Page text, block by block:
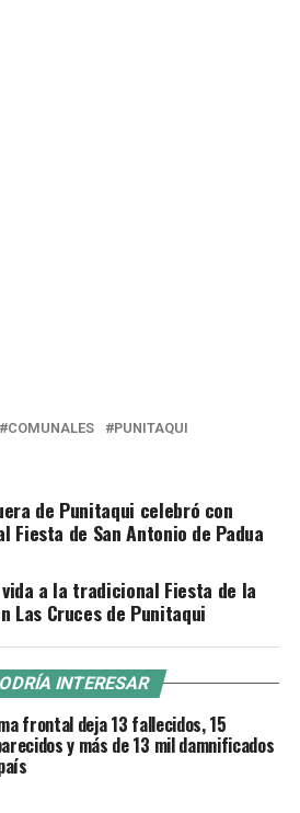
COMUNALES
PUNITAQUI
de Punitaqui celebró con
Fiesta de San Antonio de Padua
a la tradicional Fiesta de la
Las Cruces de Punitaqui
INTERESAR
frontal deja 13 fallecidos, 15
y más de 13 mil damnificados